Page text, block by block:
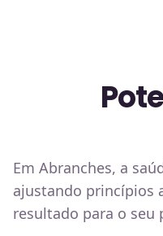
Em Abranches, a
ajustando princípios
resultado para o seu